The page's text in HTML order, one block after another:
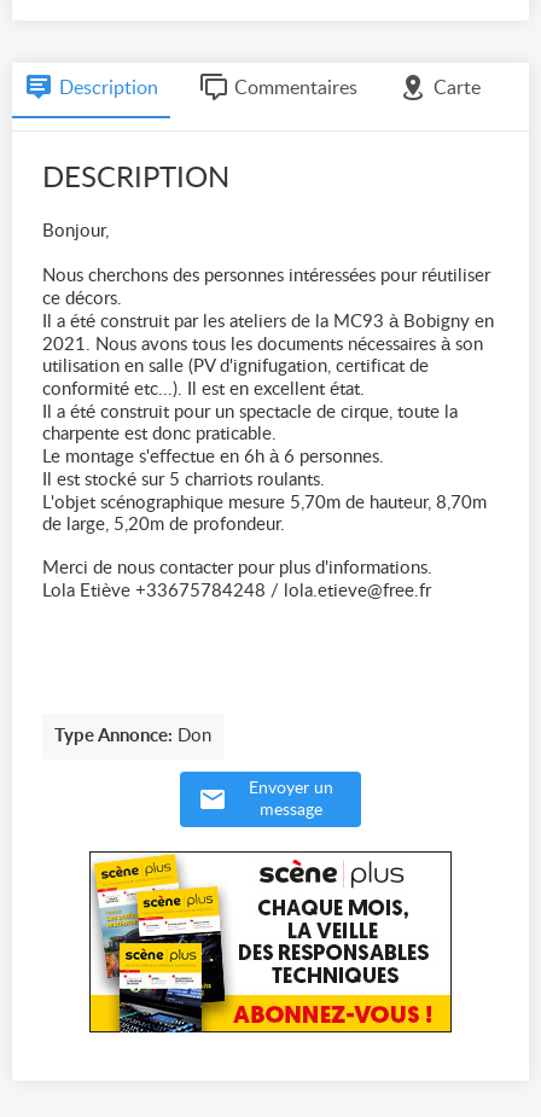
Description Commentaires Carte
DESCRIPTION
Bonjour,
Nous cherchons des personnes intéressées pour réutiliser
ce décors.
Il a été construit par les ateliers de la MC93 à Bobigny en
2021. Nous avons tous les documents nécessaires à son
utilisation en salle (PV d'ignifugation, certificat de
conformité etc...). Il est en excellent état.
Il a été construit pour un spectacle de cirque, toute la
charpente est donc praticable.
Le montage s'effectue en 6h à 6 personnes.
Il est stocké sur 5 charriots roulants.
L'objet scénographique mesure 5,70m de hauteur, 8,70m
de large, 5,20m de profondeur.
Merci de nous contacter pour plus d'informations.
Lola Etiève +33675784248 / lola.etieve@free.fr
Type Annonce: Don
Envoyer un
message